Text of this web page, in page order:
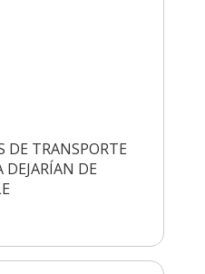
DE TRANSPORTE
DE